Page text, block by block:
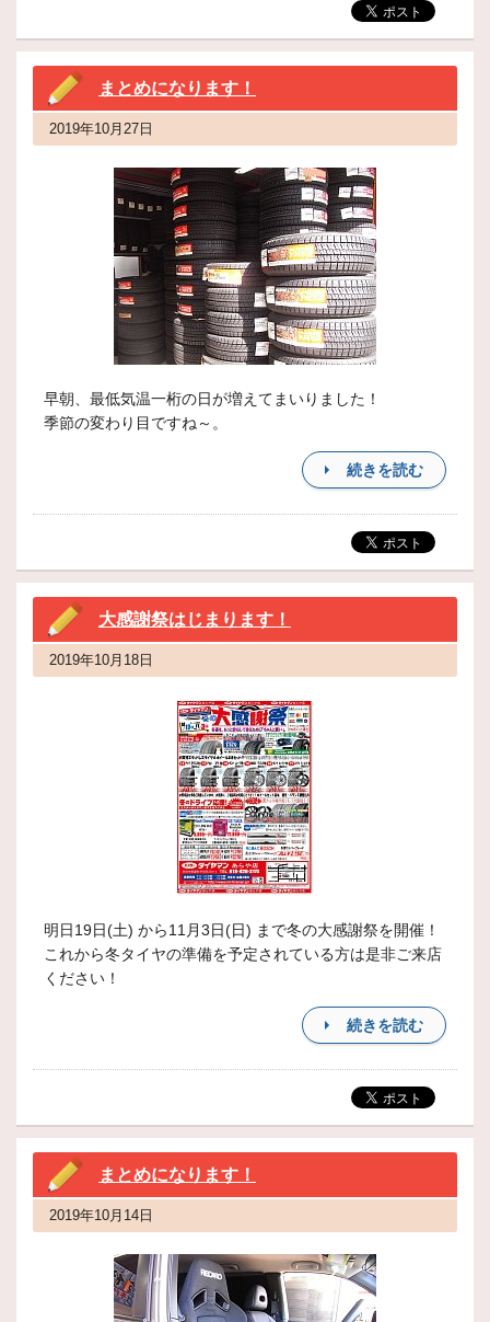
まとめになります！
2019年10月27日
早朝、最低気温一桁の日が増えてまいりました！
季節の変わり目ですね～。
続きを読む
大感謝祭はじまります！
2019年10月18日
明日19日(土) から11月3日(日) まで冬の大感謝祭を開催！
これから冬タイヤの準備を予定されている方は是非ご来店
ください！
続きを読む
まとめになります！
2019年10月14日